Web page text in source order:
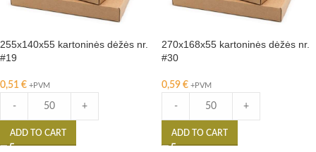
255x140x55 kartoninės dėžės nr.
#19
0,51 € +PVM
- +
ADD TO CART
270x168x55 kartoninės dėžės nr.
#30
0,59 € +PVM
- +
ADD TO CART